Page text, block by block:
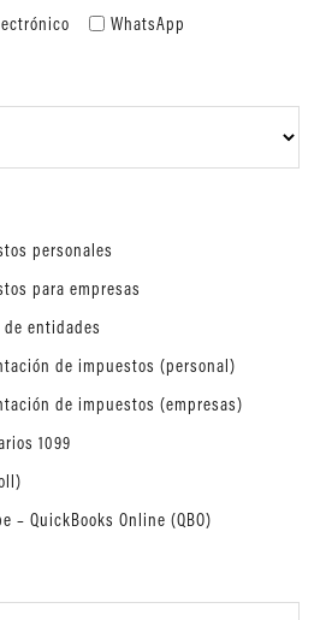
WhatsApp
personales
para empresas
entidades
de impuestos (personal)
de impuestos (empresas)
1099
– QuickBooks Online (QBO)